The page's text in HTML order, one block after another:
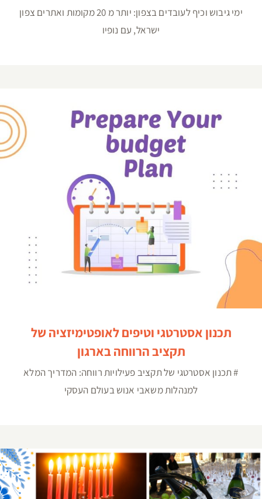
ימי גיבוש וכיף לעובדים בצפון: יותר מ 20 מקומות ואתרים צפון
ישראל, עם נופיו
תכנון אסטרטגי וטיפים לאופטימיזציה של תקציב הרווחה
בארגון
תכנון אסטרטגי וטיפים לאופטימיזציה של
תקציב הרווחה בארגון
# תכנון אסטרטגי של תקציב פעילויות רווחה: המדריך המלא
למנהלות משאבי אנוש בעולם העסקי